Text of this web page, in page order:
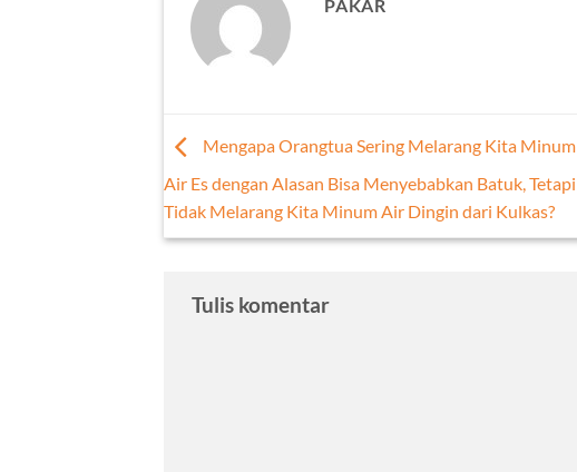
PAKAR
Mengapa Orangtua Sering Melarang Kita Minum
Air Es dengan Alasan Bisa Menyebabkan Batuk, Tetapi
Tidak Melarang Kita Minum Air Dingin dari Kulkas?
Tulis komentar